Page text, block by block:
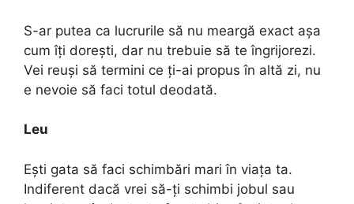
S-ar putea ca lucrurile să nu meargă exact așa
cum îți dorești, dar nu trebuie să te îngrijorezi.
Vei reuși să termini ce ți-ai propus în altă zi, nu
e nevoie să faci totul deodată.
Leu
Ești gata să faci schimbări mari în viața ta.
Indiferent dacă vrei să-ți schimbi jobul sau